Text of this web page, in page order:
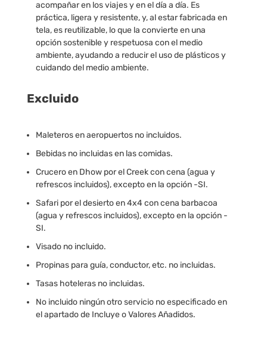
acompañar en los viajes y en el día a día. Es
práctica, ligera y resistente, y, al estar fabricada en
tela, es reutilizable, lo que la convierte en una
opción sostenible y respetuosa con el medio
ambiente, ayudando a reducir el uso de plásticos y
cuidando del medio ambiente.
Excluido
Maleteros en aeropuertos no incluidos.
Bebidas no incluidas en las comidas.
Crucero en Dhow por el Creek con cena (agua y
refrescos incluidos), excepto en la opción -SI.
Safari por el desierto en 4x4 con cena barbacoa
(agua y refrescos incluidos), excepto en la opción -
SI.
Visado no incluido.
Propinas para guía, conductor, etc. no incluidas.
Tasas hoteleras no incluidas.
No incluido ningún otro servicio no especificado en
el apartado de Incluye o Valores Añadidos.